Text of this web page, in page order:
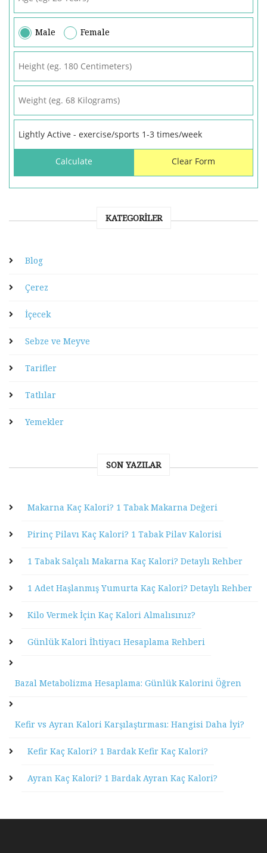
Male Female
KATEGORILER
Blog
Çerez
İçecek
Sebze ve Meyve
Tarifler
Tatlılar
Yemekler
SON YAZILAR
Makarna Kaç Kalori? 1 Tabak Makarna Değeri
Pirinç Pilavı Kaç Kalori? 1 Tabak Pilav Kalorisi
1 Tabak Salçalı Makarna Kaç Kalori? Detaylı Rehber
1 Adet Haşlanmış Yumurta Kaç Kalori? Detaylı Rehber
Kilo Vermek İçin Kaç Kalori Almalısınız?
Günlük Kalori İhtiyacı Hesaplama Rehberi
Bazal Metabolizma Hesaplama: Günlük Kalorini Öğren
Kefir vs Ayran Kalori Karşılaştırması: Hangisi Daha İyi?
Kefir Kaç Kalori? 1 Bardak Kefir Kaç Kalori?
Ayran Kaç Kalori? 1 Bardak Ayran Kaç Kalori?